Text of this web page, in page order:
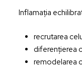
Inflamația
recrutarea
diferențierea
remodelarea